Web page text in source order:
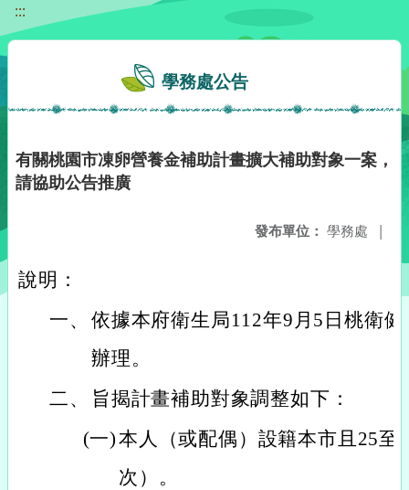
:::
學務處公告
有關桃園市凍卵營養金補助計畫擴大補助對象一案，
請協助公告推廣
發布單位： 學務處 |
說明：
一、 依據本府衛生局112年9月5日桃衛
辦理。
二、
旨揭計畫補助對象調整如下：
(一)本人（或配偶）設籍本市且25至
次）。